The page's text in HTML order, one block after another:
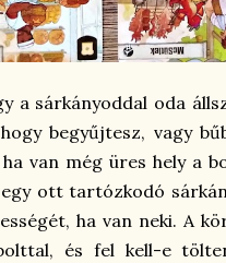
a sárkányoddal oda
begyűjtesz, vagy
van még üres hely a
ott tartózkodó
ha van neki. A
és fel kell-e